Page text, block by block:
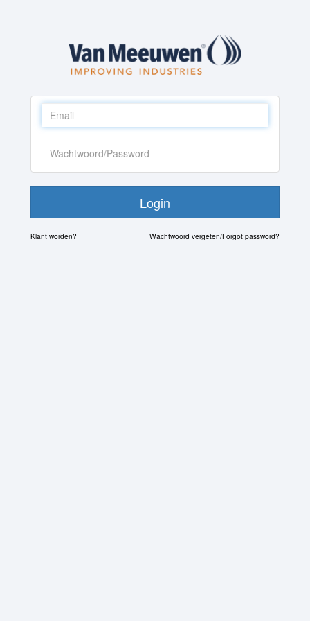
Login
Klant worden? Wachtwoord vergeten/Forgot password?